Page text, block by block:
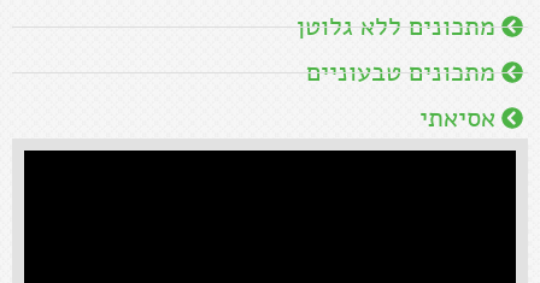
מתכונים ללא גלוטן
מתכונים טבעוניים
אסיאתי